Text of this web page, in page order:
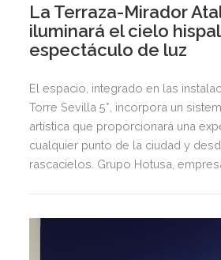
La Terraza-Mirador
iluminará el cielo
espectáculo de luz
El espacio, integrado en las
Torre Sevilla 5*, incorpora un
artística que proporcionará una
cualquier punto de la ciudad y
rascacielos. Grupo Hotusa,
icónico, parada obligatoria en la
único para la celebración de